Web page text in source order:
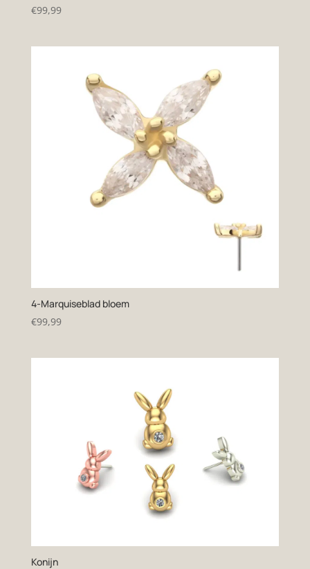
€99,99
4-Marquiseblad bloem
€99,99
Konijn